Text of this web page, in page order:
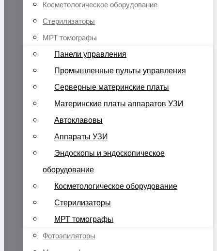
Косметологическое оборудование
Стерилизаторы
МРТ томографы
Панели управления
Промышленные пульты управления
Серверные материнские платы
Материнские платы аппаратов УЗИ
Автоклавовы
Аппараты УЗИ
Эндоскопы и эндоскопическое
оборудование
Косметологическое оборудование
Стерилизаторы
МРТ томографы
Фотоэпиляторы